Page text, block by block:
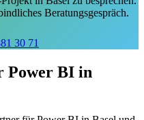
Beratungsgespräch.
30 71
Power BI in